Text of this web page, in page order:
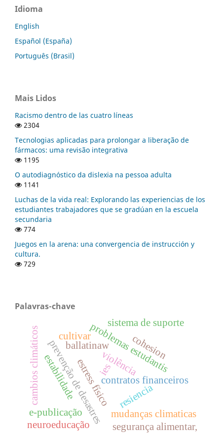
Idioma
English
Español (España)
Português (Brasil)
Mais Lidos
Racismo dentro de las cuatro líneas
2304
Tecnologias aplicadas para prolongar a liberação de
fármacos: uma revisão integrativa
1195
O autodiagnóstico da dislexia na pessoa adulta
1141
Luchas de la vida real: Explorando las experiencias de los
estudiantes trabajadores que se gradúan en la escuela
secundaria
774
Juegos en la arena: una convergencia de instrucción y
cultura.
729
Palavras-chave
problemas estudantis
resiencia
prevenção de desastres mudanças climaticas
contratos financeiros
estress físicoviolência
sistema de suporte
e-publicação
ies
cambios climáticos cohesion
segurança alimentar,
estabilidade
neuroeducação
ballatinaw
cultivar